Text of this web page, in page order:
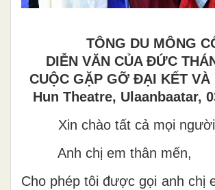
TÔNG DU MÔNG
DIỄN VĂN CỦA ĐỨC
CUỘC GẶP GỠ ĐẠI KẾT VÀ
Hun Theatre, Ulaanbaatar,
Xin chào tất cả mọi người
Anh chị em thân mến,
Cho phép tôi được gọi anh chị